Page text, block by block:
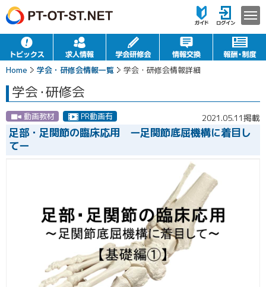
Home 学会・研修会情報一覧 学会・研修会情報詳細
学会・研修会
動画教材 PR動画有 2021.05.11掲載
足部・足関節の臨床応用 ー足関節底屈機構に着目し
てー